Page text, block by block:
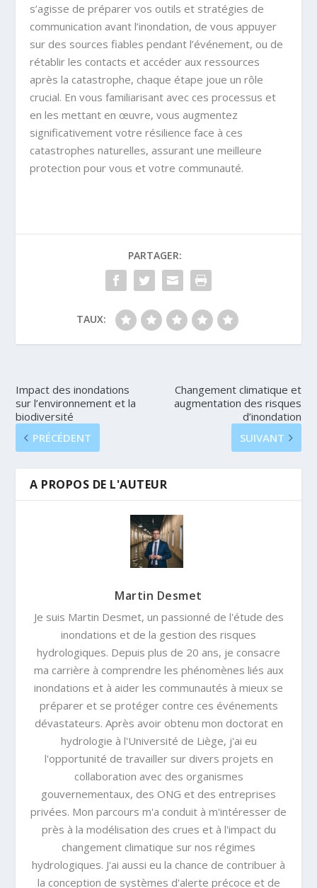
s’agisse de préparer vos outils et stratégies de
communication avant l’inondation, de vous appuyer
sur des sources fiables pendant l’événement, ou de
rétablir les contacts et accéder aux ressources
après la catastrophe, chaque étape joue un rôle
crucial. En vous familiarisant avec ces processus et
en les mettant en œuvre, vous augmentez
significativement votre résilience face à ces
catastrophes naturelles, assurant une meilleure
protection pour vous et votre communauté.
PARTAGER:
TAUX:
Impact des inondations
sur l’environnement et la
biodiversité
PRÉCÉDENT
Changement climatique et
augmentation des risques
d’inondation
SUIVANT
A PROPOS DE L'AUTEUR
Martin Desmet
Je suis Martin Desmet, un passionné de l'étude des
inondations et de la gestion des risques
hydrologiques. Depuis plus de 20 ans, je consacre
ma carrière à comprendre les phénomènes liés aux
inondations et à aider les communautés à mieux se
préparer et se protéger contre ces événements
dévastateurs. Après avoir obtenu mon doctorat en
hydrologie à l'Université de Liège, j'ai eu
l'opportunité de travailler sur divers projets en
collaboration avec des organismes
gouvernementaux, des ONG et des entreprises
privées. Mon parcours m'a conduit à m'intéresser de
près à la modélisation des crues et à l'impact du
changement climatique sur nos régimes
hydrologiques. J'ai aussi eu la chance de contribuer à
la conception de systèmes d'alerte précoce et de